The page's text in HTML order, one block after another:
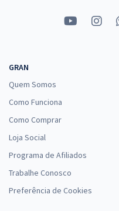
GRAN
Quem Somos
Como Funciona
Como Comprar
Loja Social
Programa de Afiliados
Trabalhe Conosco
Preferência de Cookies